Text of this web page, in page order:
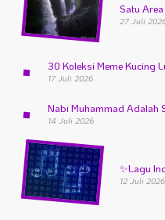
Satu
27 Juli
30 Koleksi Meme Kucing
17 Juli 2026
Nabi Muhammad Adalah
14 Juli 2026
✨Lagu
12 Juli 2026